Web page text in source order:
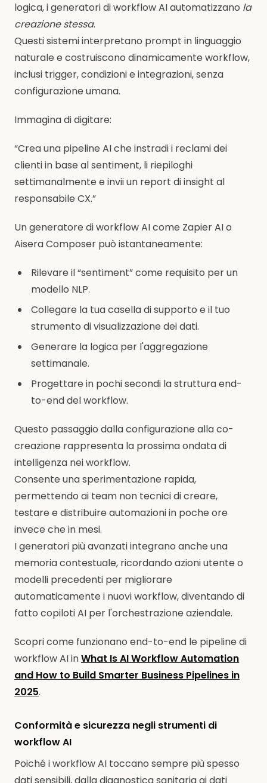
logica, i generatori di workflow AI automatizzano la
creazione stessa.
Questi sistemi interpretano prompt in linguaggio
naturale e costruiscono dinamicamente workflow,
inclusi trigger, condizioni e integrazioni, senza
configurazione umana.
Immagina di digitare:
“Crea una pipeline AI che instradi i reclami dei
clienti in base al sentiment, li riepiloghi
settimanalmente e invii un report di insight al
responsabile CX.”
Un generatore di workflow AI come Zapier AI o
Aisera Composer può istantaneamente:
Rilevare il “sentiment” come requisito per un
modello NLP.
Collegare la tua casella di supporto e il tuo
strumento di visualizzazione dei dati.
Generare la logica per l'aggregazione
settimanale.
Progettare in pochi secondi la struttura end-
to-end del workflow.
Questo passaggio dalla configurazione alla co-
creazione rappresenta la prossima ondata di
intelligenza nei workflow.
Consente una sperimentazione rapida,
permettendo ai team non tecnici di creare,
testare e distribuire automazioni in poche ore
invece che in mesi.
I generatori più avanzati integrano anche una
memoria contestuale, ricordando azioni utente o
modelli precedenti per migliorare
automaticamente i nuovi workflow, diventando di
fatto copiloti AI per l'orchestrazione aziendale.
Scopri come funzionano end-to-end le pipeline di
workflow AI inWhat Is AI Workflow Automation
and How to Build Smarter Business Pipelines in
2025.
Conformità e sicurezza negli strumenti di
workflow AI
Poiché i workflow AI toccano sempre più spesso